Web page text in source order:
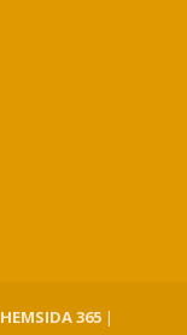
HEMSIDA 365 |